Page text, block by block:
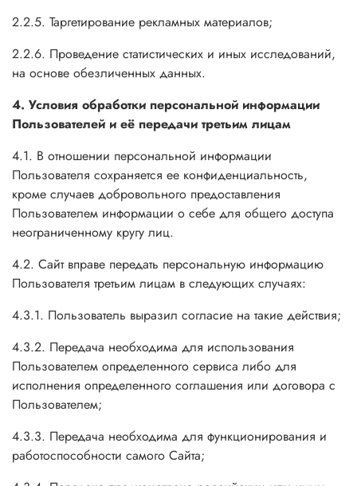
2.2.5. Таргетирование рекламных материалов;
2.2.6. Проведение статистических и иных исследований,
на основе обезличенных данных.
4. Условия обработки персональной информации
Пользователей и её передачи третьим лицам
4.1. В отношении персональной информации
Пользователя сохраняется ее конфиденциальность,
кроме случаев добровольного предоставления
Пользователем информации о себе для общего доступа
неограниченному кругу лиц.
4.2. Сайт вправе передать персональную информацию
Пользователя третьим лицам в следующих случаях:
4.3.1. Пользователь выразил согласие на такие действия;
4.3.2. Передача необходима для использования
Пользователем определенного сервиса либо для
исполнения определенного соглашения или договора с
Пользователем;
4.3.3. Передача необходима для функционирования и
работоспособности самого Сайта;